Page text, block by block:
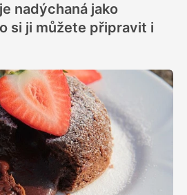
nadýchaná jako
si ji můžete připravit i